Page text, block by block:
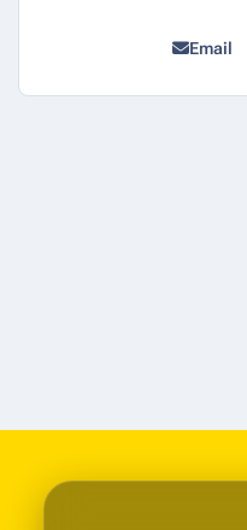
Email